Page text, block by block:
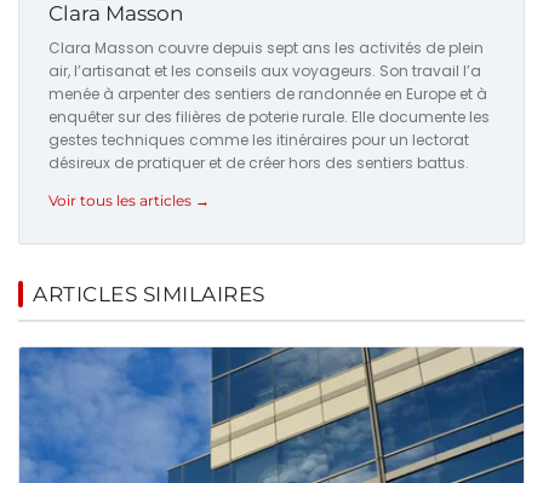
Clara Masson
Clara Masson couvre depuis sept ans les activités de plein
air, l’artisanat et les conseils aux voyageurs. Son travail l’a
menée à arpenter des sentiers de randonnée en Europe et à
enquêter sur des filières de poterie rurale. Elle documente les
gestes techniques comme les itinéraires pour un lectorat
désireux de pratiquer et de créer hors des sentiers battus.
Voir tous les articles →
ARTICLES SIMILAIRES